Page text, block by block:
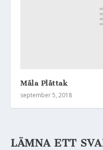
Måla Plåttak
september 5, 2018
LÄMNA ETT